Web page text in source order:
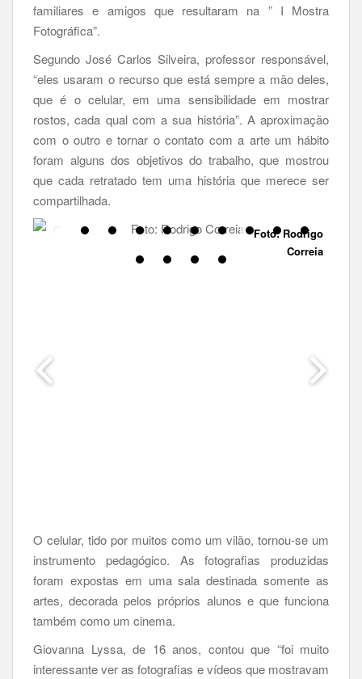
familiares e amigos que resultaram na ” I Mostra
Fotográfica”.
Segundo José Carlos Silveira, professor responsável,
“eles usaram o recurso que está sempre a mão deles,
que é o celular, em uma sensibilidade em mostrar
rostos, cada qual com a sua história”. A aproximação
com o outro e tornar o contato com a arte um hábito
foram alguns dos objetivos do trabalho, que mostrou
que cada retratado tem uma história que merece ser
compartilhada.
Foto: Rodrigo
Correia
O celular, tido por muitos como um vilão, tornou-se um
instrumento pedagógico. As fotografias produzidas
foram expostas em uma sala destinada somente as
artes, decorada pelos próprios alunos e que funciona
também como um cinema.
Giovanna Lyssa, de 16 anos, contou que “foi muito
interessante ver as fotografias e vídeos que mostravam